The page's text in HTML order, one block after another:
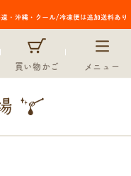
買い物かご メニュー